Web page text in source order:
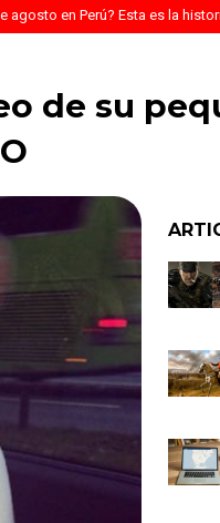
agosto en Perú? Esta es la
de su